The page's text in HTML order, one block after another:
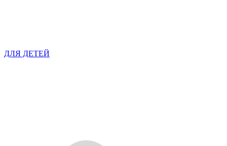
ДЛЯ ДЕТЕЙ